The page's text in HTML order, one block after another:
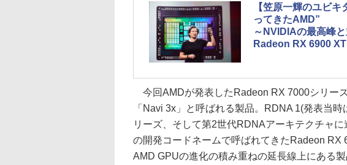
【笠原一輝のユビ
ってきたAMD”
～NVIDIAの最高峰
Radeon RX 6900
今回AMDが発表したRadeon RX 7000シリー
「Navi 3x」と呼ばれる製品。RDNA 1(発表当
リーズ、そして第2世代RDNAアーキテクチャ
の開発コードネームで呼ばれてきたRadeon RX
AMD GPUの進化の積み重ねの延長線上にある製